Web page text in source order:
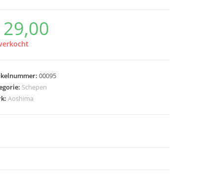
29,00
00095
Schepen
Aoshima